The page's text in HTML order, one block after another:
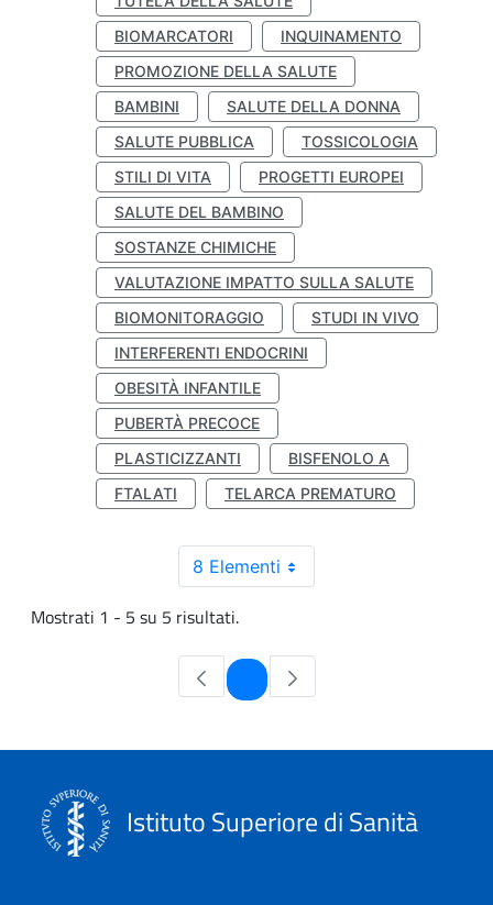
BIOMARCATORI
INQUINAMENTO
PROMOZIONE DELLA SALUTE
BAMBINI
SALUTE DELLA DONNA
SALUTE PUBBLICA
TOSSICOLOGIA
STILI DI VITA
PROGETTI EUROPEI
SALUTE DEL BAMBINO
SOSTANZE CHIMICHE
VALUTAZIONE IMPATTO SULLA SALUTE
BIOMONITORAGGIO
STUDI IN VIVO
INTERFERENTI ENDOCRINI
OBESITÀ INFANTILE
PUBERTÀ PRECOCE
PLASTICIZZANTI
BISFENOLO A
FTALATI
TELARCA PREMATURO
8 Elementi
Mostrati 1 - 5 su 5 risultati.
Pagina
Istituto Superiore di Sanità